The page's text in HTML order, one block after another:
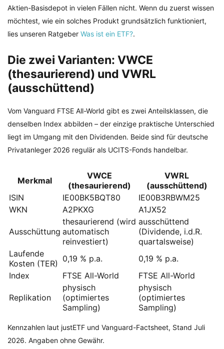
Aktien-Basisdepot in vielen Fällen nicht. Wenn du zuerst wissen
möchtest, wie ein solches Produkt grundsätzlich funktioniert,
lies unseren Ratgeber Was ist ein ETF?.
Die zwei Varianten: VWCE
(thesaurierend) und VWRL
(ausschüttend)
Vom Vanguard FTSE All-World gibt es zwei Anteilsklassen, die
denselben Index abbilden – der einzige praktische Unterschied
liegt im Umgang mit den Dividenden. Beide sind für deutsche
Privatanleger 2026 regulär als UCITS-Fonds handelbar.
Merkmal
VWCE
(thesaurierend)
VWRL
(ausschüttend)
ISIN
IE00BK5BQT80
IE00B3RBWM25
WKN
A2PKXG A1JX52
Ausschüttung
thesaurierend (wird
automatisch
reinvestiert)
ausschüttend
(Dividende, i.d.R.
quartalsweise)
Laufende
Kosten (TER) 0,19 % p.a.
0,19 % p.a.
Index
FTSE All-World FTSE All-World
Replikation
physisch
(optimiertes
Sampling)
physisch
(optimiertes
Sampling)
Kennzahlen laut justETF und Vanguard-Factsheet, Stand Juli
2026. Angaben ohne Gewähr.